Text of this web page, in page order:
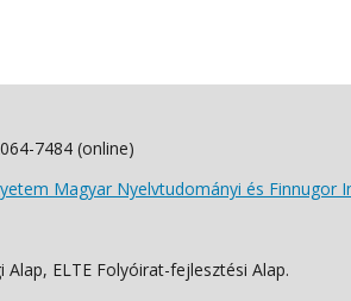
7484 (online)
Magyar Nyelvtudományi és Finnugor
ELTE Folyóirat-fejlesztési Alap.